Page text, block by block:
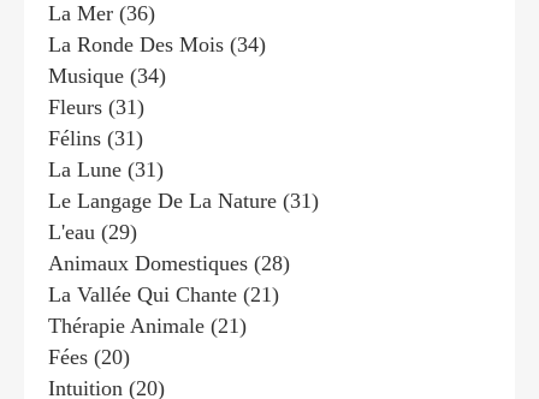
La Mer (36)
La Ronde Des Mois (34)
Musique (34)
Fleurs (31)
Félins (31)
La Lune (31)
Le Langage De La Nature (31)
L'eau (29)
Animaux Domestiques (28)
La Vallée Qui Chante (21)
Thérapie Animale (21)
Fées (20)
Intuition (20)